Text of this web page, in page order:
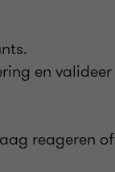
en valideer
reageren of